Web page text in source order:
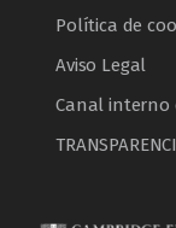
Política de
Aviso Legal
Canal interno